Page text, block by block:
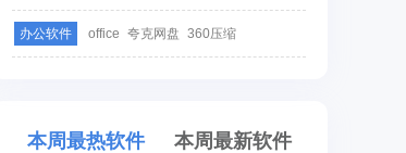
办公软件 office 夸克网盘 360压缩
本周最热软件 本周最新软件